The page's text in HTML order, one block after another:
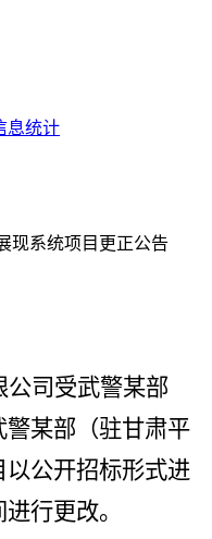
息统计
现系统项目更正公告
公司受武警某部
警某部（驻甘肃平
公开招标形式进
行更改。